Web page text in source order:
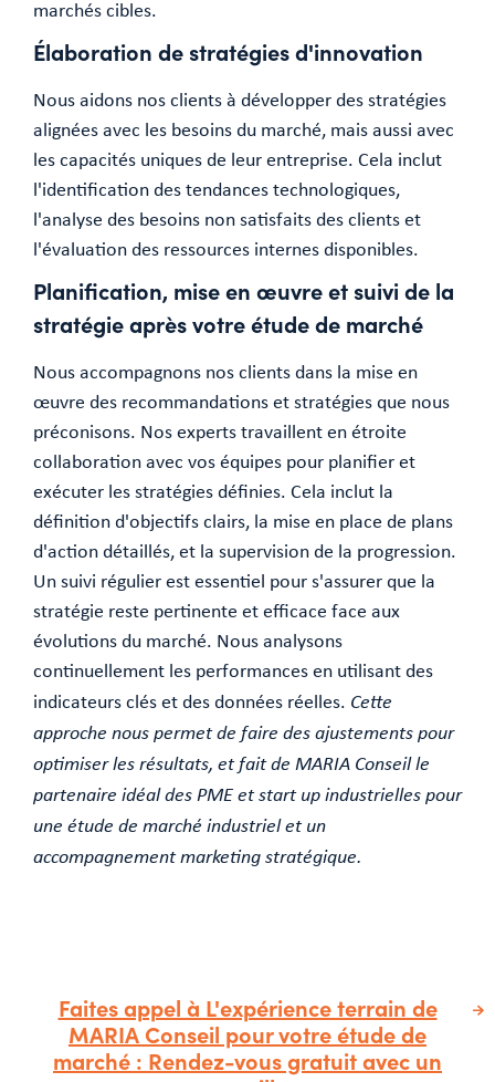
marchés cibles.
Élaboration de stratégies d'innovation
Nous aidons nos clients à développer des stratégies
alignées avec les besoins du marché, mais aussi avec
les capacités uniques de leur entreprise. Cela inclut
l'identification des tendances technologiques,
l'analyse des besoins non satisfaits des clients et
l'évaluation des ressources internes disponibles.
Planification, mise en œuvre et suivi de la
stratégie après votre étude de marché
Nous accompagnons nos clients dans la mise en
œuvre des recommandations et stratégies que nous
préconisons. Nos experts travaillent en étroite
collaboration avec vos équipes pour planifier et
exécuter les stratégies définies. Cela inclut la
définition d'objectifs clairs, la mise en place de plans
d'action détaillés, et la supervision de la progression.
Un suivi régulier est essentiel pour s'assurer que la
stratégie reste pertinente et efficace face aux
évolutions du marché. Nous analysons
continuellement les performances en utilisant des
indicateurs clés et des données réelles. Cette
approche nous permet de faire des ajustements pour
optimiser les résultats, et fait de MARIA Conseil le
partenaire idéal des PME et start up industrielles pour
une étude de marché industriel et un
accompagnement marketing stratégique.
Faites appel à L'expérience terrain de
MARIA Conseil pour votre étude de
marché : Rendez-vous gratuit avec un